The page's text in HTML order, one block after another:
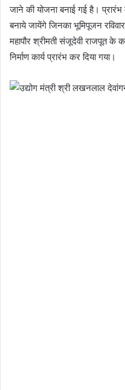
जाने की योजना बनाई गई है।
बनाये जायेंगे जिनका भूमिपूजन
महापौर श्रीमती संजूदेवी राजपूत के
निर्माण कार्य प्रारंभ कर दिया गया।